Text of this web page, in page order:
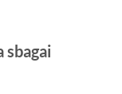
sbagai